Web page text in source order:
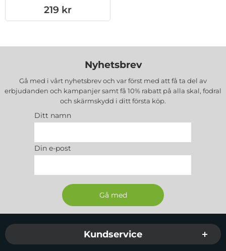
Art. nr 1002763453
219 kr
Nyhetsbrev
Gå med i vårt nyhetsbrev och var först med att få ta del av
erbjudanden och kampanjer samt få 10% rabatt på alla skal, fodral
och skärmskydd i ditt första köp.
Ditt namn
Din e-post
Sidfot Blandad info och länkar
Kundservice